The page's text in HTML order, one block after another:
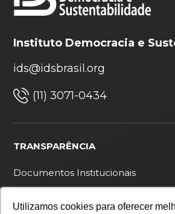
Utilizamos cookies para oferecer
Instituto Democracia e
ids@idsbrasil.org
(11) 3071-0434
TRANSPARÊNCIA
Documentos Institucionais